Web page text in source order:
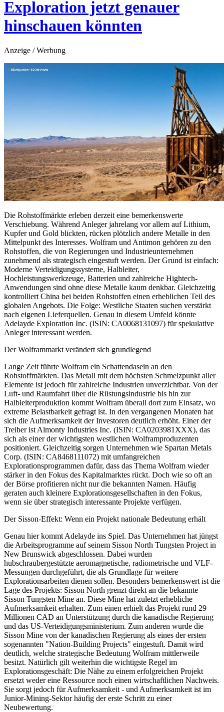
Exploration jetzt genauer
hinschauen könnten
Anzeige / Werbung
Die Rohstoffmärkte erleben derzeit eine bemerkenswerte
Verschiebung. Während Anleger jahrelang vor allem auf Lithium,
Kupfer und Gold blickten, rücken plötzlich andere Metalle in den
Mittelpunkt des Interesses. Wolfram und Antimon gehören zu den
Rohstoffen, die von Regierungen und Industrieunternehmen
zunehmend als strategisch eingestuft werden. Der Grund ist einfach:
Moderne Verteidigungssysteme, Halbleiter,
Hochleistungswerkzeuge, Batterien und zahlreiche Hightech-
Anwendungen sind ohne diese Metalle kaum denkbar. Gleichzeitig
kontrolliert China bei beiden Rohstoffen einen erheblichen Teil des
globalen Angebots. Die Folge: Westliche Staaten suchen verstärkt
nach eigenen Lieferquellen. Genau in diesem Umfeld könnte
Adelayde Exploration Inc. (ISIN: CA0068131097) für spekulative
Anleger interessant werden.
Der Wolframmarkt verändert sich grundlegend
Lange Zeit führte Wolfram ein Schattendasein an den
Rohstoffmärkten. Das Metall mit dem höchsten Schmelzpunkt aller
Elemente ist jedoch für zahlreiche Industrien unverzichtbar. Von der
Luft- und Raumfahrt über die Rüstungsindustrie bis hin zur
Halbleiterproduktion kommt Wolfram überall dort zum Einsatz, wo
extreme Belastbarkeit gefragt ist. In den vergangenen Monaten hat
sich die Aufmerksamkeit der Investoren deutlich erhöht. Einer der
Treiber ist Almonty Industries Inc. (ISIN: CA0203981XXX), das
sich als einer der wichtigsten westlichen Wolframproduzenten
positioniert. Gleichzeitig sorgen Unternehmen wie Spartan Metals
Corp. (ISIN: CA8468111072) mit umfangreichen
Explorationsprogrammen dafür, dass das Thema Wolfram wieder
stärker in den Fokus des Kapitalmarktes rückt. Doch wie so oft an
der Börse profitieren nicht nur die bekannten Namen. Häufig
geraten auch kleinere Explorationsgesellschaften in den Fokus,
wenn sie über strategisch interessante Projekte verfügen.
Der Sisson-Effekt: Wenn ein Projekt nationale Bedeutung erhält
Genau hier kommt Adelayde ins Spiel. Das Unternehmen hat jüngst
die Arbeitsprogramme auf seinem Sisson North Tungsten Project in
New Brunswick abgeschlossen. Dabei wurden
hubschraubergestützte aeromagnetische, radiometrische und VLF-
Messungen durchgeführt, die als Grundlage für weitere
Explorationsarbeiten dienen sollen. Besonders bemerkenswert ist die
Lage des Projekts: Sisson North grenzt direkt an die bekannte
Sisson Tungsten Mine an. Diese Mine hat zuletzt erhebliche
Aufmerksamkeit erhalten. Zum einen erhielt das Projekt rund 29
Millionen CAD an Unterstützung durch die kanadische Regierung
und das US-Verteidigungsministerium. Zum anderen wurde die
Sisson Mine von der kanadischen Regierung als eines der ersten
sogenannten "Nation-Building Projects" eingestuft. Damit wird
deutlich, welche strategische Bedeutung Wolfram mittlerweile
besitzt. Natürlich gilt weiterhin die wichtigste Regel im
Explorationsgeschäft: Die Nähe zu einem erfolgreichen Projekt
ersetzt weder eine Ressource noch einen wirtschaftlichen Nachweis.
Sie sorgt jedoch für Aufmerksamkeit - und Aufmerksamkeit ist im
Junior-Mining-Sektor häufig der erste Schritt zu einer
Neubewertung.